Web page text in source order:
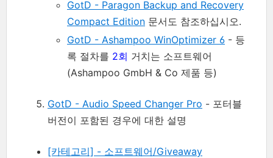
GotD - Paragon Backup and Recovery
Compact Edition 문서도 참조하십시오.
GotD - Ashampoo WinOptimizer 6 - 등
록 절차를 2회 거치는 소프트웨어
(Ashampoo GmbH & Co 제품 등)
GotD - Audio Speed Changer Pro - 포터블
버전이 포함된 경우에 대한 설명
[카테고리] - 소프트웨어/Giveaway